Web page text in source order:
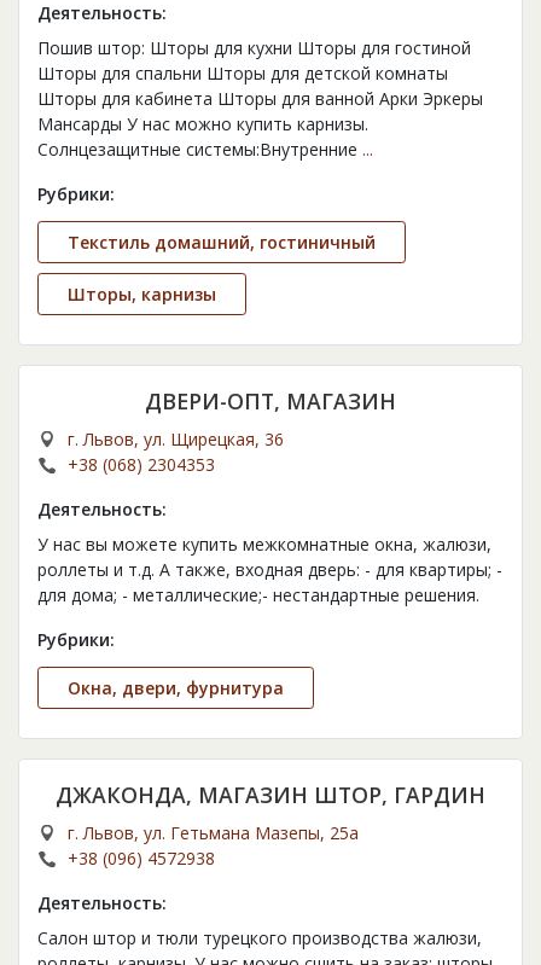
Деятельность:
Пошив штор: Шторы для кухни Шторы для гостиной
Шторы для спальни Шторы для детской комнаты
Шторы для кабинета Шторы для ванной Арки Эркеры
Мансарды У нас можно купить карнизы.
Солнцезащитные системы:Внутренние ...
Рубрики:
Текстиль домашний, гостиничный
Шторы, карнизы
ДВЕРИ-ОПТ, МАГАЗИН
г. Львов, ул. Щирецкая, 36
+38 (068) 2304353
Деятельность:
У нас вы можете купить межкомнатные окна, жалюзи,
роллеты и т.д. А также, входная дверь: - для квартиры; -
для дома; - металлические;- нестандартные решения.
Рубрики:
Окна, двери, фурнитура
ДЖАКОНДА, МАГАЗИН ШТОР, ГАРДИН
г. Львов, ул. Гетьмана Мазепы, 25а
+38 (096) 4572938
Деятельность:
Салон штор и тюли турецкого производства жалюзи,